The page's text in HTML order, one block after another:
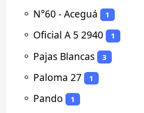
⚬ N°60 - Aceguá 1
⚬ Oficial A 5 2940 1
⚬ Pajas Blancas 3
⚬ Paloma 27 1
⚬ Pando 1